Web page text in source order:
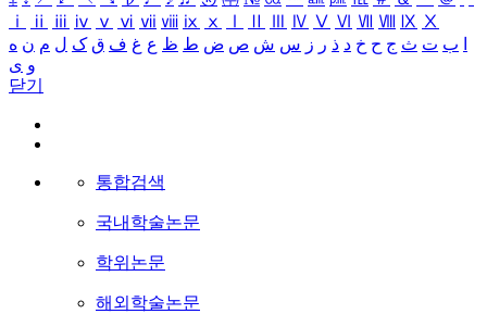
ⅰ
ⅱ ⅲ ⅳ ⅴ ⅵ ⅶ ⅷ ⅸ ⅹ Ⅳ Ⅴ Ⅵ Ⅶ Ⅷ Ⅸ Ⅹ
ب ت ث ج ح خ د ذ ر ز س ش ص ض ط ظ ع غ ف ق ک ل م ن ه
و ی
닫기
통합검색
국내학술논문
학위논문
해외학술논문